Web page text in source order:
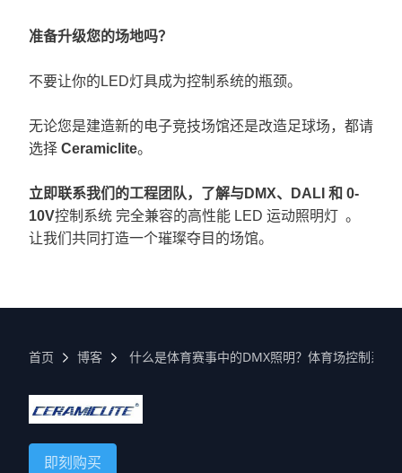
准备升级您的场地吗？
不要让你的LED灯具成为控制系统的瓶颈。
无论您是建造新的电子竞技场馆还是改造足球场，都请
选择 Ceramiclite。
立即联系我们的工程团队，了解与 DMX、DALI 和 0-
10V控制系统 完全兼容的高性能 LED 运动照明灯 。
让我们 共同打造一个璀璨夺目的场馆。
首页 博客 什么是体育赛事中的DMX照明？体育场控制系统
即刻购买